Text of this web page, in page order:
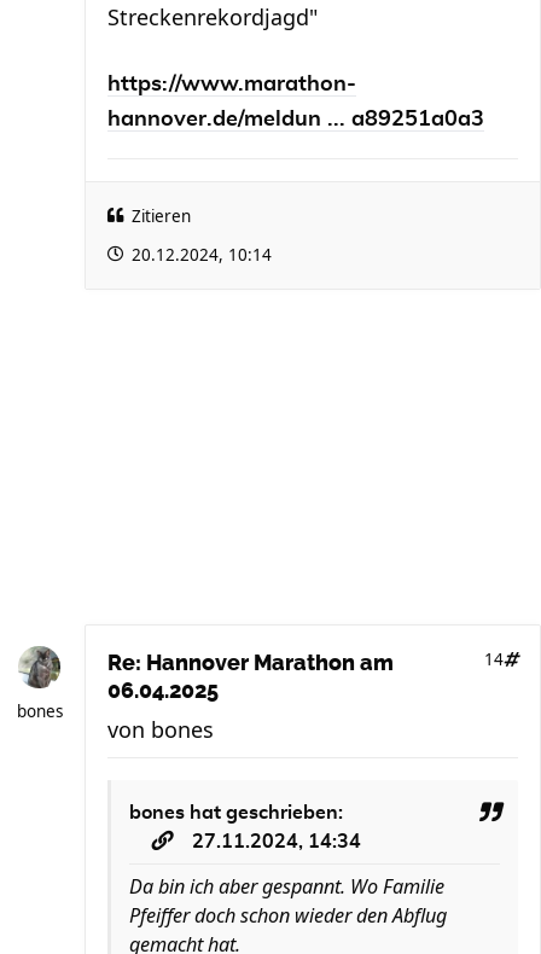
Streckenrekordjagd"
https://www.marathon-
hannover.de/meldun ... a89251a0a3
Zitieren
20.12.2024, 10:14
bones
Re: Hannover Marathon am
06.04.2025
14
von bones
bones hat geschrieben:
27.11.2024, 14:34
Da bin ich aber gespannt. Wo Familie
Pfeiffer doch schon wieder den Abflug
gemacht hat.